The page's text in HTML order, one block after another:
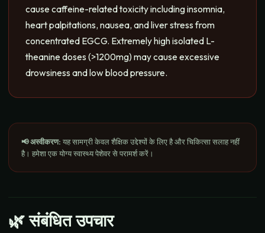
cause caffeine-related toxicity including insomnia,
heart palpitations, nausea, and liver stress from
concentrated EGCG. Extremely high isolated L-
theanine doses (>1200mg) may cause excessive
drowsiness and low blood pressure.
📢 अस्वीकरण: यह सामग्री केवल शैक्षिक उद्देश्यों के लिए है और चिकित्सा सलाह नहीं
है। हमेशा एक योग्य स्वास्थ्य पेशेवर से परामर्श करें।
🌿संबंधित उपचार